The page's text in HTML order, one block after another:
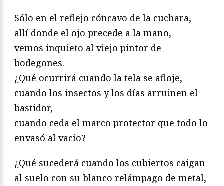
Sólo en el reflejo cóncavo de la cuchara,
allí donde el ojo precede a la mano,
vemos inquieto al viejo pintor de
bodegones.
¿Qué ocurrirá cuando la tela se afloje,
cuando los insectos y los días arruinen el
bastidor,
cuando ceda el marco protector que todo lo
envasó al vacío?
¿Qué sucederá cuando los cubiertos caigan
al suelo con su blanco relámpago de metal,